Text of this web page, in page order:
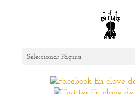
Seleccionar Página